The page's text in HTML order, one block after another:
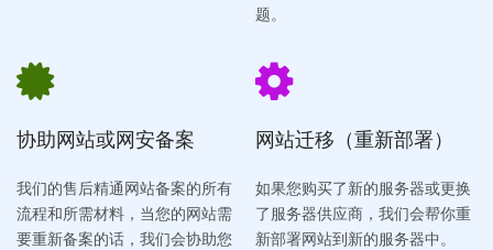
题。
协助网站或网安备案
我们的售后精通网站备案的所有
流程和所需材料，当您的网站需
要重新备案的话，我们会协助您
网站迁移（重新部署）
如果您购买了新的服务器或更换
了服务器供应商，我们会帮你重
新部署网站到新的服务器中。